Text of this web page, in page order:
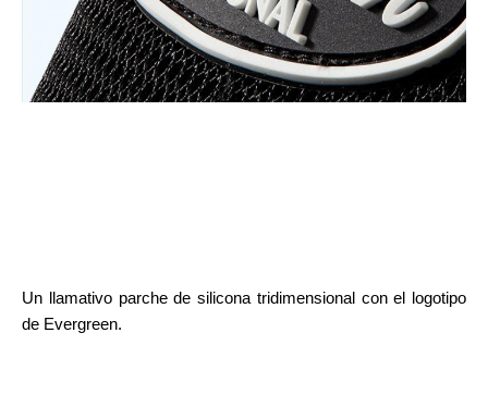
Un llamativo parche de silicona tridimensional con el logotipo
de Evergreen.